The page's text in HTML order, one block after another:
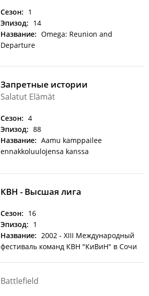
Сезон: 1
Эпизод: 14
Название: Omega: Reunion and
Departure
Запретные истории
Salatut Elämät
Сезон: 4
Эпизод: 88
Название: Aamu kamppailee
ennakkoluulojensa kanssa
КВН - Высшая лига
Сезон: 16
Эпизод: 1
Название: 2002 - XIII Международный
фестиваль команд КВН "КиВиН" в Сочи
Battlefield